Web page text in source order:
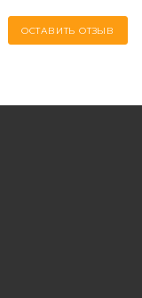
ОСТАВИТЬ ОТЗЫВ